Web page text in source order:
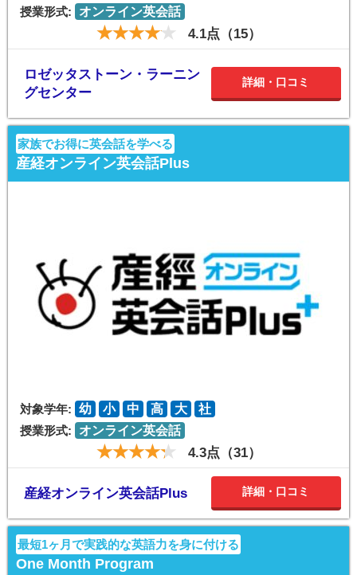
授業形式:
オンライン英会話
4.1点（15）
ロゼッタストーン・ラーニン
グセンター
詳細・口コミ
家族でお得に英会話を学べる
産経オンライン英会話Plus
対象学年: 幼 小 中 高 大
社
授業形式:
オンライン英会話
4.3点（31）
産経オンライン英会話Plus 詳細・口コミ
最短1ヶ月で実践的な英語力を身に付ける
One Month Program